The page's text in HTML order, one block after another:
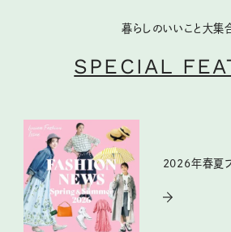
暮らしのいいこと大集
SPECIAL
2026年春夏フ